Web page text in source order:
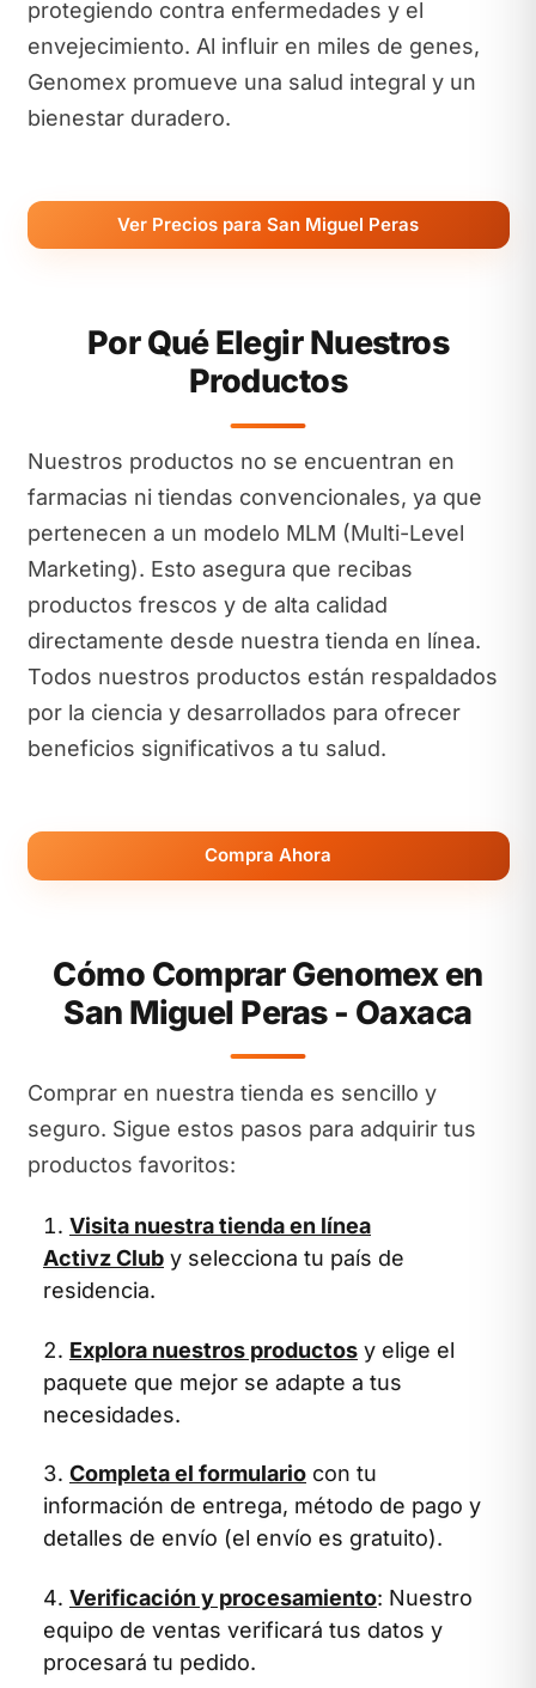
protegiendo contra enfermedades y el
envejecimiento. Al influir en miles de genes,
Genomex promueve una salud integral y un
bienestar duradero.
Ver Precios para San Miguel Peras
Por Qué Elegir Nuestros
Productos
Nuestros productos no se encuentran en
farmacias ni tiendas convencionales, ya que
pertenecen a un modelo MLM (Multi-Level
Marketing). Esto asegura que recibas
productos frescos y de alta calidad
directamente desde nuestra tienda en línea.
Todos nuestros productos están respaldados
por la ciencia y desarrollados para ofrecer
beneficios significativos a tu salud.
Compra Ahora
Cómo Comprar Genomex en
San Miguel Peras - Oaxaca
Comprar en nuestra tienda es sencillo y
seguro. Sigue estos pasos para adquirir tus
productos favoritos:
Visita nuestra tienda en línea
Activz Club y selecciona tu país de
residencia.
Explora nuestros productos y elige el
paquete que mejor se adapte a tus
necesidades.
Completa el formulario con tu
información de entrega, método de pago y
detalles de envío (el envío es gratuito).
Verificación y procesamiento: Nuestro
equipo de ventas verificará tus datos y
procesará tu pedido.